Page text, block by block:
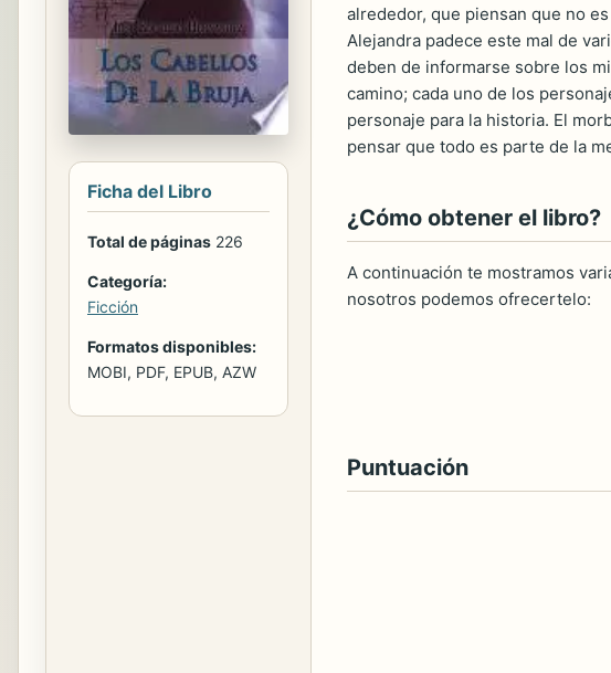
Ficha del Libro
Total de páginas 226
Categoría:
Ficción
Formatos disponibles:
MOBI, PDF, EPUB, AZW
alrededor, que piensan que no
Alejandra padece este mal de
deben de informarse sobre los
camino; cada uno de los
personaje para la historia. El
pensar que todo es parte de la
¿Cómo obtener el libro?
A continuación te mostramos
nosotros podemos ofrecertelo:
Puntuación